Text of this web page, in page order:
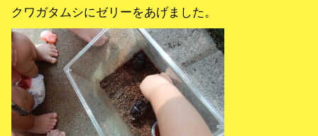
クワガタムシにゼリーをあげました。